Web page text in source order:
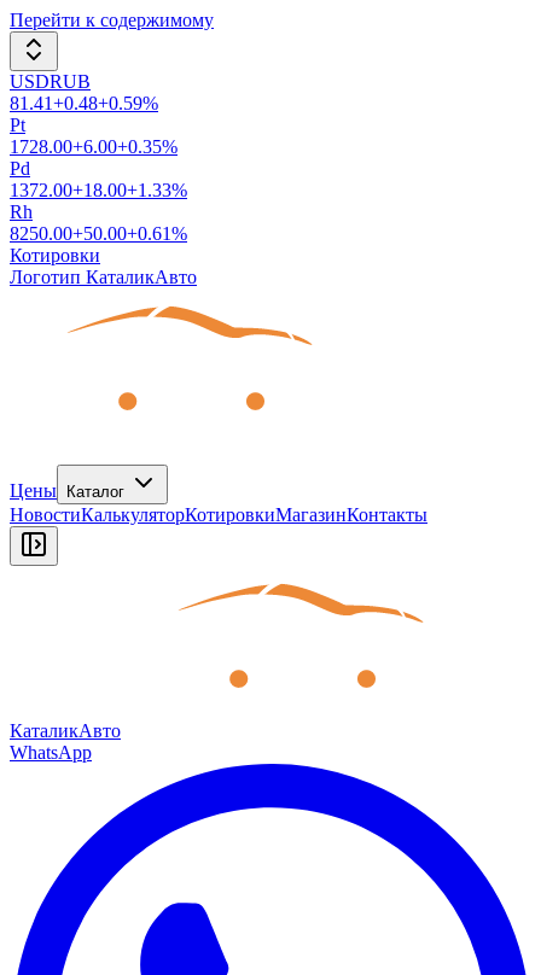
Перейти к содержимому
USDRUB
81.41+0.48+0.59%
Pt
1728.00+6.00+0.35%
Pd
1372.00+18.00+1.33%
Rh
8250.00+50.00+0.61%
Котировки
Логотип КаталикАвто
Цены Каталог
НовостиКалькуляторКотировкиМагазинКонтакты
КаталикАвто
WhatsApp